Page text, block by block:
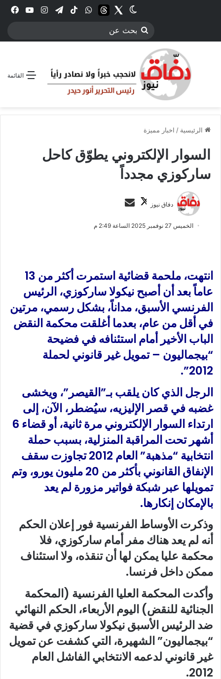
انستقرامتيلقرام‫TikTokواتسابthreadsTwitter
الوضع المظلم
بحث
القائمة
الرئيسية / اخبار مميزة
السوار الإلكتروني يطوّق كاحل
ساركوزي مجدداً
دفاق نيوز
ت
ب
ى
X
س
ي
د
ا
إ
ك
ت
ر
ي
الخميس 27 نوفمبر 2025 الساعة 2:49 م
انتهت، ملحمة قضائية استمرت أكثر من 13
عاماً بعد أن أصبح نيكولا ساركوزي، الرئيس
الفرنسي الأسبق، مداناً، بشكل رسمي، مرتين
في أقل من عام، بعدما أغلقت محكمة النقض
الباب الأخير أمام استئنافه في فضيحة
“بيجماليون – تمويل غير قانوني لحملة
2012”.
الرجل الذي كان يلقب بـ”القيصر”، ويخشى
غضبه في قصر الإليزيه، سيُضطر، الآن، إلى
ارتداء السوار الإلكتروني مرة ثانية، أو قضاء 6
أشهر تحت المراقبة المنزلية، بسبب حملة
انتخابية “مذهبة” العام 2012 تجاوزت سقف
الإنفاق القانوني بأكثر من 20 مليون يورو، وتم
تمويلها عبر شبكة فواتير مزورة لم يعد
بالإمكان إنكارها.
وذكرت الأوساط الفرنسية فور إعلان الحكم
أنه لم يعد هناك مفر أمام ساركوزي، فلا
محكمة عليا يمكن لها أن تنقذه، ولا استئناف
ممكن داخل فرنسا.
وأكدت المحكمة العليا الفرنسية (المحكمة
الجنائية للنقض) اليوم الأربعاء، الحكم النهائي
ضد الرئيس الأسبق نيكولا ساركوزي في قضية
“بيجماليون” الشهيرة، التي كشفت عن تمويل
غير قانوني لدعمه الانتخابي الفاشل العام
2012.